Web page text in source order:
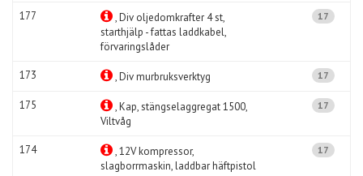
177
, Div oljedomkrafter 4 st,
starthjälp - fattas laddkabel,
förvaringslåder
17
173 , Div murbruksverktyg 17
175
, Kap, stängselaggregat 1500,
Viltvåg
17
174
, 12V kompressor,
slagborrmaskin, laddbar häftpistol
17